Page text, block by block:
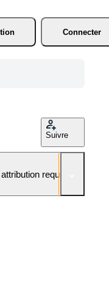
Connecter
Suivre
requise